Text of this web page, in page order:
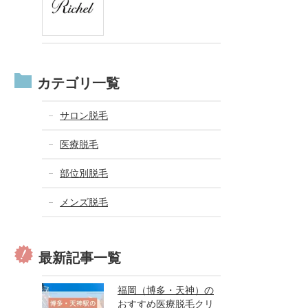
カテゴリ一覧
サロン脱毛
医療脱毛
部位別脱毛
メンズ脱毛
最新記事一覧
福岡（博多・天神）の
おすすめ医療脱毛クリ